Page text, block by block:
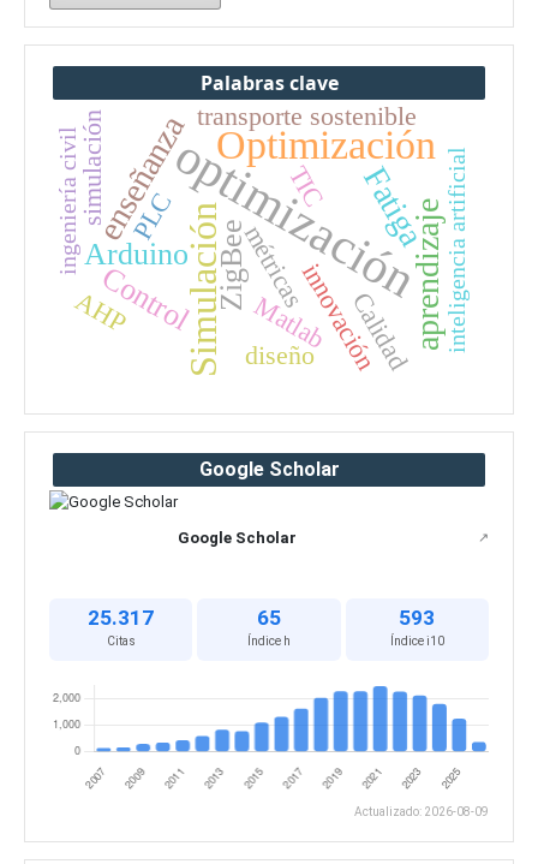
Palabras clave
optimización
Optimización
Simulación Fatiga
enseñanza
aprendizaje
Arduino ZigBee
Control métricas
TIC
innovación
PLC
simulación transporte sostenible
AHP Matlab
diseño Calidad inteligencia artificial
ingeniería civil
Google Scholar
Google Scholar ↗
25.317
Citas
65
Índice h
593
Índice i10
Actualizado: 2026-08-09